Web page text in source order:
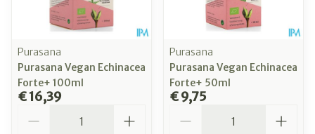
Purasana
Purasana Vegan Echinacea
Forte+ 100ml
€ 16,39
Purasana
Purasana Vegan Echinacea
Forte+ 50ml
€ 9,75